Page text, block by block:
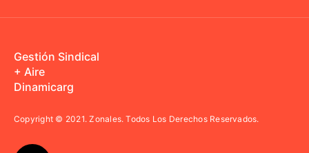
Gestión Sindical
+ Aire
Dinamicarg
Copyright © 2021.Zonales. Todos Los Derechos Reservados.